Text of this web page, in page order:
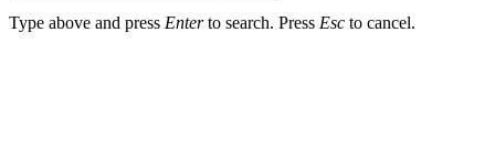
Type above and press Enterto search. Press Esc to cancel.